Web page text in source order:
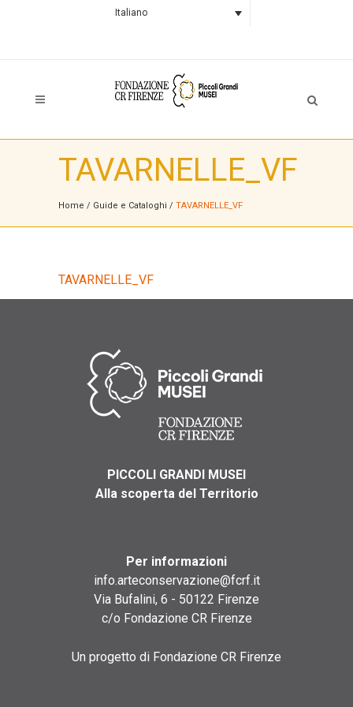
Italiano
TAVARNELLE_VF
Home / Guide e Cataloghi / TAVARNELLE_VF
TAVARNELLE_VF
PICCOLI GRANDI MUSEI
Alla scoperta del Territorio
Per informazioni
info.arteconservazione@fcrf.it
Via Bufalini, 6 - 50122 Firenze
c/o Fondazione CR Firenze
Un progetto di Fondazione CR Firenze